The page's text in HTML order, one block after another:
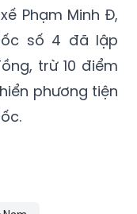
Phạm Minh Đ,
số 4 đã lập
trừ 10 điểm
phương tiện